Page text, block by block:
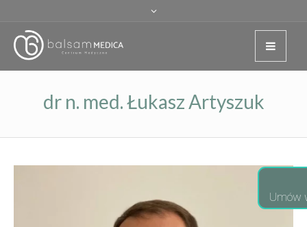
dr n. med. Łukasz Artyszuk
Umów